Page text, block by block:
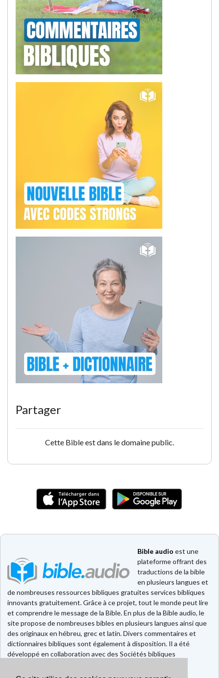
Partager
Cette Bible est dans le domaine public.
Bible audio est une
plateforme offrant des
traductions de la bible
en plusieurs langues et
de nombreuses ressources bibliques gratuites services bibliques
innovants gratuitement. Grâce à ce projet, tout le monde peut lire
et comprendre le message de la Bible. En plus de la Bible audio, le
site propose de nombreuses bibles en plusieurs langues ainsi que
des originaux en hébreu, grec et latin. Divers commentaires et
dictionnaires bibliques sont également à disposition. Il a été
développé en collaboration avec des Sociétés bibliques